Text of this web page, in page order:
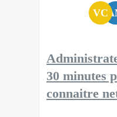
VC
30 minutes
connaitre